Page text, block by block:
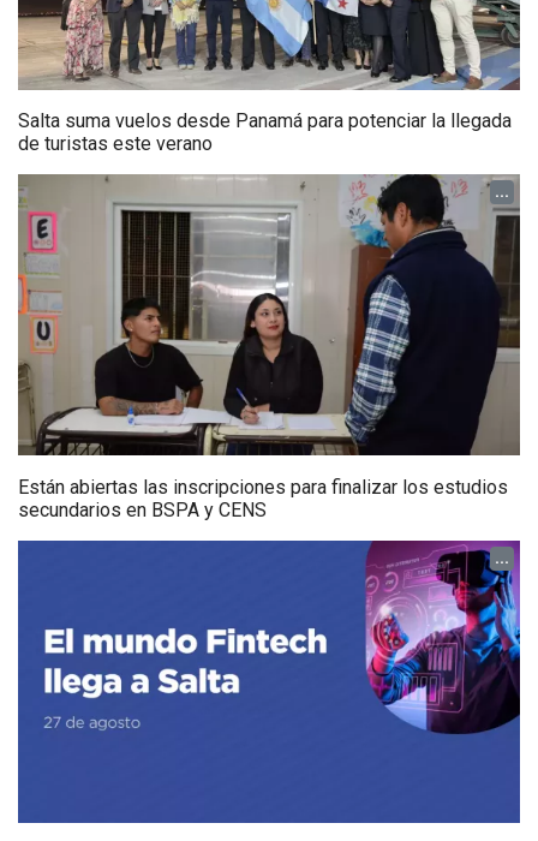
Salta suma vuelos desde Panamá para potenciar la llegada
de turistas este verano
...
Están abiertas las inscripciones para finalizar los estudios
secundarios en BSPA y CENS
...